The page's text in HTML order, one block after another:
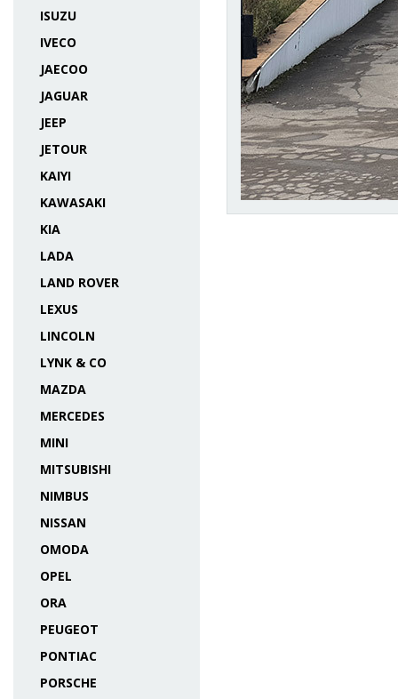
ISUZU
IVECO
JAECOO
JAGUAR
JEEP
JETOUR
KAIYI
KAWASAKI
KIA
LADA
LAND ROVER
LEXUS
LINCOLN
LYNK & CO
MAZDA
MERCEDES
MINI
MITSUBISHI
NIMBUS
NISSAN
OMODA
OPEL
ORA
PEUGEOT
PONTIAC
PORSCHE